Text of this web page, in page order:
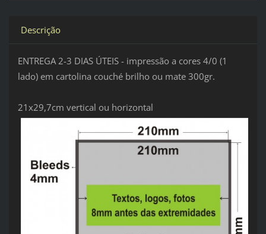
Descrição
ENTREGA 2-3 DIAS ÚTEIS - impressão a cores 4/0 (1
lado) em cartolina couché brilho ou mate 300gr.
21x29,7cm vertical ou horizontal